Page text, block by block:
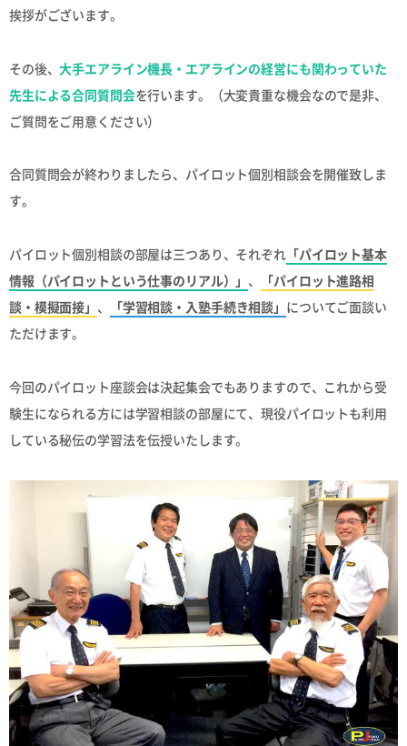
挨拶がございます。
その後、大手エアライン機長・エアラインの経営にも関わっていた
先生による合同質問会を行います。（大変貴重な機会なので是非、
ご質問をご用意ください）
合同質問会が終わりましたら、パイロット個別相談会を開催致しま
す。
パイロット個別相談の部屋は三つあり、それぞれ「パイロット基本
情報（パイロットという仕事のリアル）」 、
「パイロット進路相
談・模擬面接」 、 「学習相談・入塾手続き相談」 についてご面談い
ただけます。
今回のパイロット座談会は決起集会でもありますので、これから受
験生になられる方には学習相談の部屋にて、現役パイロットも利用
している秘伝の学習法を伝授いたします。